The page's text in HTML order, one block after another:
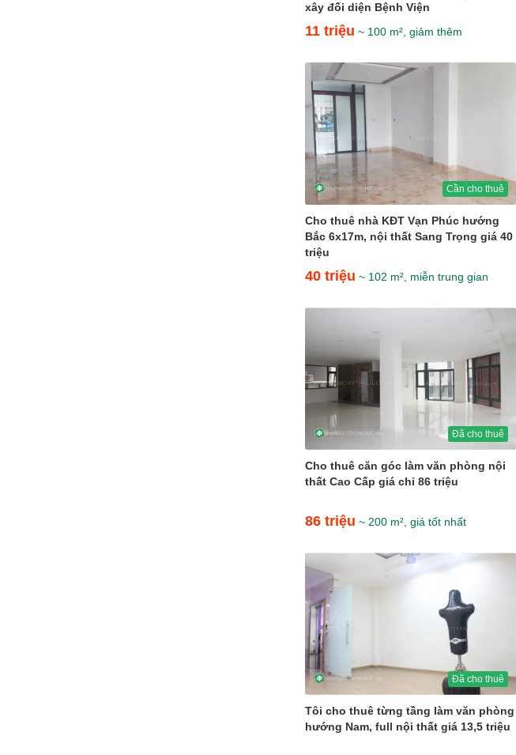
xây đối diện Bệnh Viện
11 triệu ~ 100 m², giảm thêm
Cần cho thuê
Cho thuê nhà KĐT Vạn Phúc hướng
Bắc 6x17m, nội thất Sang Trọng giá 40
triệu
40 triệu ~ 102 m², miễn trung gian
Đã cho thuê
Cho thuê căn góc làm văn phòng nội
thất Cao Cấp giá chỉ 86 triệu
86 triệu ~ 200 m², giá tốt nhất
Đã cho thuê
Tôi cho thuê từng tầng làm văn phòng
hướng Nam, full nội thất giá 13,5 triệu